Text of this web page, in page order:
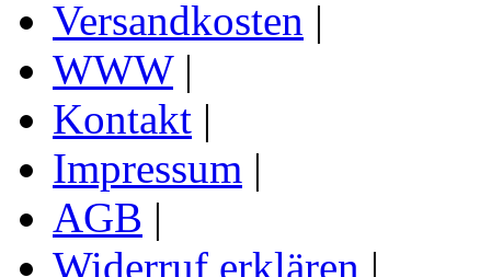
Versandkosten |
WWW|
Kontakt |
Impressum |
AGB |
Widerruf erklären |